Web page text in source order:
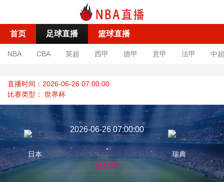
首页 足球直播 篮球直播
NBA CBA 英超 西甲 德甲 意甲 法甲 中超
直播时间：2026-06-26 07:00:00
比赛类型： 世界杯
日本
2026-06-26 07:00:00
-
已结束
瑞典